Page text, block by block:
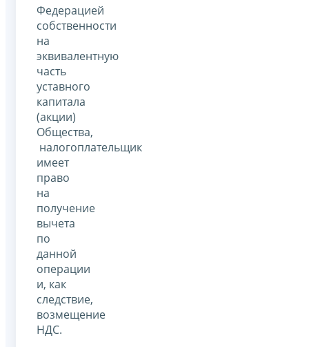
Федерацией
собственности
на
эквивалентную
часть
уставного
капитала
(акции)
Общества,
налогоплательщик
имеет
право
на
получение
вычета
по
данной
операции
и, как
следствие,
возмещение
НДС.